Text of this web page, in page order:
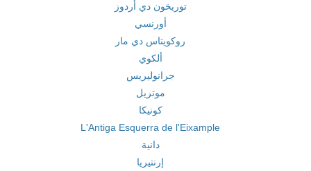
توريخون دي أردوز
أورنسي
روكويتاس دي مار
ألكوي
جرانوليريس
موتريل
كونيكا
L'Antiga Esquerra de l'Eixample
دانية
إرنتيريا